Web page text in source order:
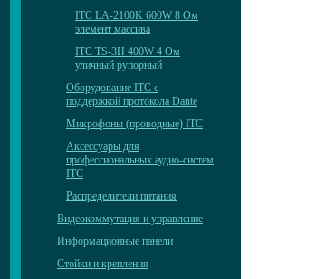
ITC LA-2100K 600W 8 Ом
элемент массива
ITC TS-3H 400W 4 Ом
уличный рупорный
Оборудование ITC с
поддержкой протокола Dante
Микрофоны (проводные) ITC
Аксессуары для
профессиональных аудио-систем
ITC
Распределители питания
Видеокоммутация и управление
Информационные панели
Стойки и крепления